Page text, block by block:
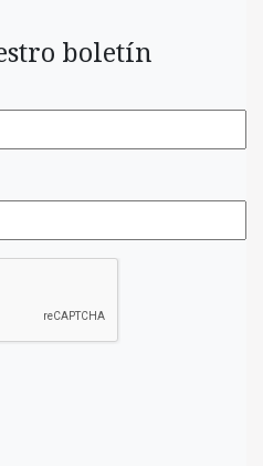
boletín